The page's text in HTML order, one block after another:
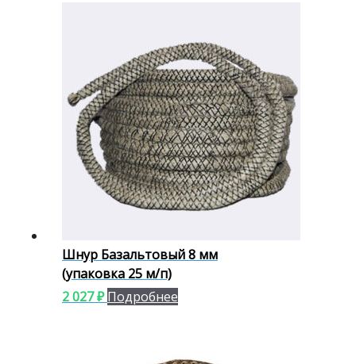
Шнур Базальтовый 8 мм
(упаковка 25 м/п)
2 027₽ Подробнее